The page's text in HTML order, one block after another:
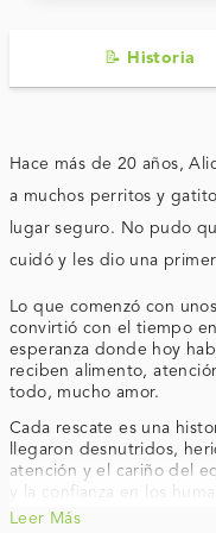
📝 Historia
Hace más de 20 años,
a muchos perritos y
lugar seguro. No pudo
cuidó y les dio una
Lo que comenzó con
convirtió con el tiempo en
esperanza donde hoy
reciben alimento,
todo, mucho amor.
Cada rescate es una
llegaron desnutridos,
atención y el cariño del
y la confianza en los
Además de brindar
Leer Más